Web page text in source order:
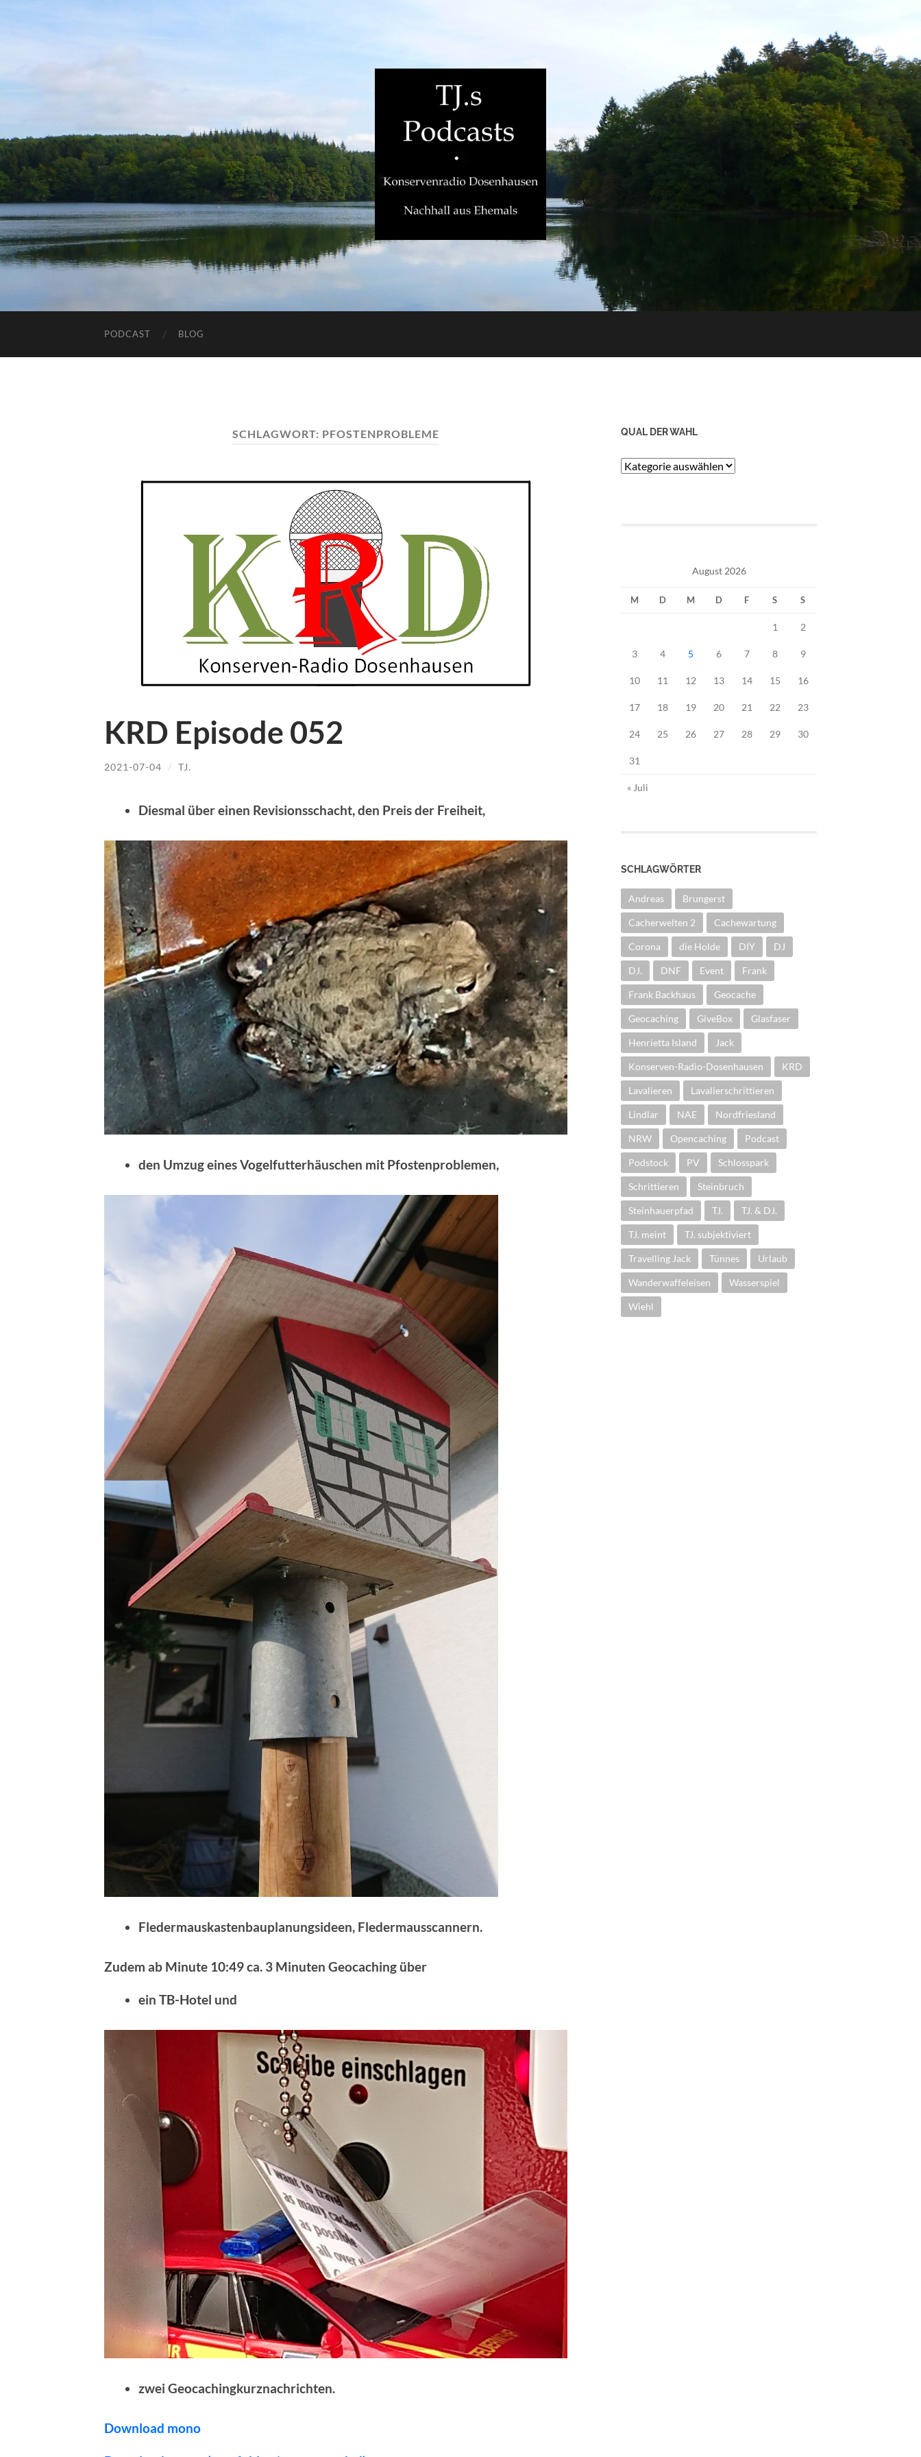
PODCAST BLOG
SCHLAGWORT: PFOSTENPROBLEME
KRD Episode 052
2021-07-04 / TJ.
Diesmal über einen Revisionsschacht, den Preis der Freiheit,
den Umzug eines Vogelfutterhäuschen mit Pfostenproblemen,
Fledermauskastenbauplanungsideen, Fledermausscannern.
Zudem ab Minute 10:49 ca. 3 Minuten Geocaching über
ein TB-Hotel und
zwei Geocachingkurznachrichten.
Download mono
QUAL DER WAHL
Qual
August 2026
M D M D F S S
1 2
3 4 5 6 7 8 9
10 11 12 13 14 15 16
17 18 19 20 21 22 23
24 25 26 27 28 29 30
31
« Juli
SCHLAGWÖRTER
Andreas Brungerst
Cacherwelten 2 Cachewartung
Corona die Holde DIY DJ
DJ. DNF Event Frank
Frank Backhaus Geocache
Geocaching GiveBox Glasfaser
Henrietta Island Jack
Konserven-Radio-Dosenhausen KRD
Lavalieren Lavalierschrittieren
Lindlar NAE Nordfriesland
NRW Opencaching Podcast
Podstock PV Schlosspark
Schrittieren Steinbruch
Steinhauerpfad TJ. TJ. & DJ.
TJ. meint TJ. subjektiviert
Travelling Jack Tünnes Urlaub
Wanderwaffeleisen Wasserspiel
Wiehl